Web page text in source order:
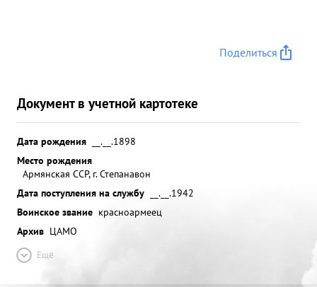
Поделиться
Документ в учетной картотеке
Дата рождения
__.__.1898
Место рождения
Армянская ССР, г. Степанавон
Дата поступления на службу
__.__.1942
Воинское звание красноармеец
Архив ЦАМО
Ещё